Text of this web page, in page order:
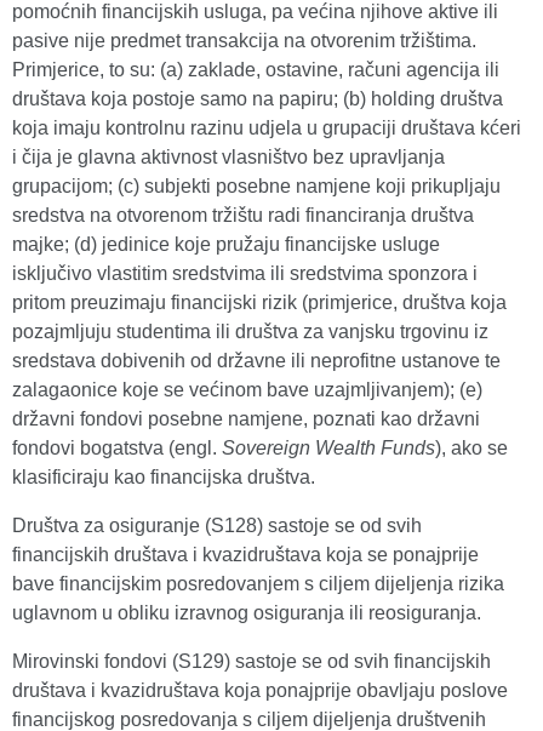
pomoćnih financijskih usluga, pa većina njihove aktive ili
pasive nije predmet transakcija na otvorenim tržištima.
Primjerice, to su: (a) zaklade, ostavine, računi agencija ili
društava koja postoje samo na papiru; (b) holding društva
koja imaju kontrolnu razinu udjela u grupaciji društava kćeri
i čija je glavna aktivnost vlasništvo bez upravljanja
grupacijom; (c) subjekti posebne namjene koji prikupljaju
sredstva na otvorenom tržištu radi financiranja društva
majke; (d) jedinice koje pružaju financijske usluge
isključivo vlastitim sredstvima ili sredstvima sponzora i
pritom preuzimaju financijski rizik (primjerice, društva koja
pozajmljuju studentima ili društva za vanjsku trgovinu iz
sredstava dobivenih od državne ili neprofitne ustanove te
zalagaonice koje se većinom bave uzajmljivanjem); (e)
državni fondovi posebne namjene, poznati kao državni
fondovi bogatstva (engl. Sovereign Wealth Funds), ako se
klasificiraju kao financijska društva.
Društva za osiguranje (S128) sastoje se od svih
financijskih društava i kvazidruštava koja se ponajprije
bave financijskim posredovanjem s ciljem dijeljenja rizika
uglavnom u obliku izravnog osiguranja ili reosiguranja.
Mirovinski fondovi (S129) sastoje se od svih financijskih
društava i kvazidruštava koja ponajprije obavljaju poslove
financijskog posredovanja s ciljem dijeljenja društvenih